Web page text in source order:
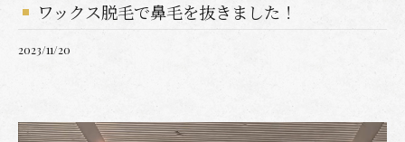
ワックス脱毛で鼻毛を抜きました！
2023/11/20